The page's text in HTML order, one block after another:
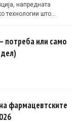
напредната
технологии што
потреба или само
фармацевтските